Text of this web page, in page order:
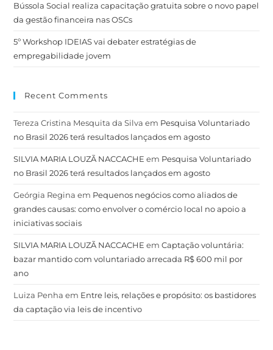
Bússola Social realiza capacitação gratuita sobre o novo papel
da gestão financeira nas OSCs
5º Workshop IDEIAS vai debater estratégias de
empregabilidade jovem
Recent Comments
Tereza Cristina Mesquita da Silva em Pesquisa Voluntariado
no Brasil 2026 terá resultados lançados em agosto
SILVIA MARIA LOUZÃ NACCACHE em Pesquisa Voluntariado
no Brasil 2026 terá resultados lançados em agosto
Geórgia Regina em Pequenos negócios como aliados de
grandes causas: como envolver o comércio local no apoio a
iniciativas sociais
SILVIA MARIA LOUZÃ NACCACHE emCaptação voluntária:
bazar mantido com voluntariado arrecada R$ 600 mil por
ano
Luiza Penha em Entre leis, relações e propósito: os bastidores
da captação via leis de incentivo